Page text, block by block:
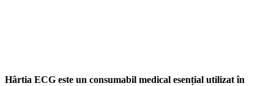
Hârtia ECG este un consumabil medical esențial utilizat în